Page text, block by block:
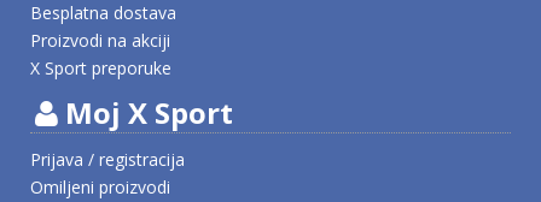
Besplatna dostava
Proizvodi na akciji
X Sport preporuke
Moj X Sport
Prijava / registracija
Omiljeni proizvodi